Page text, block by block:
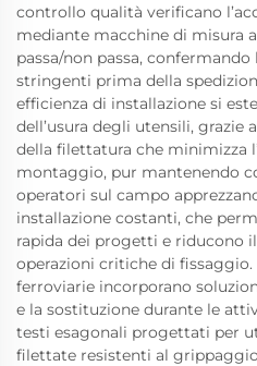
controllo qualità verificano
mediante macchine di misura
passa/non passa,
stringenti prima della
efficienza di installazione si
dell’usura degli utensili,
della filettatura che minimizza
montaggio, pur mantenendo
operatori sul campo
installazione costanti, che
rapida dei progetti e riducono
operazioni critiche di
ferroviarie incorporano
e la sostituzione durante le
testi esagonali progettati per
filettate resistenti al